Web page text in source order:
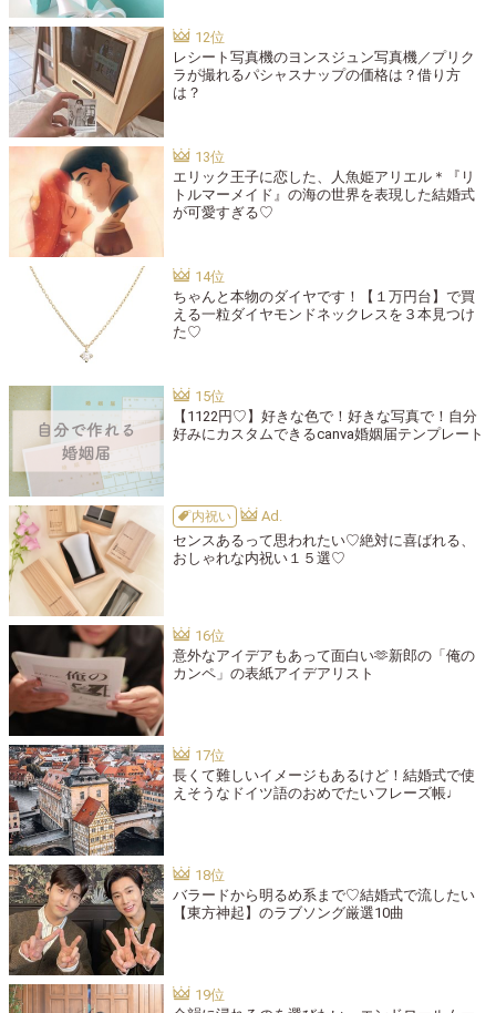
レシート写真機のヨンスジュン写真機／プリク
ラが撮れるパシャスナップの価格は？借り方
は？
エリック王子に恋した、人魚姫アリエル＊『リ
トルマーメイド』の海の世界を表現した結婚式
が可愛すぎる♡
ちゃんと本物のダイヤです！【１万円台】で買
える一粒ダイヤモンドネックレスを３本見つけ
た♡
【1122円♡】好きな色で！好きな写真で！自分
好みにカスタムできるcanva婚姻届テンプレート
内祝い
センスあるって思われたい♡絶対に喜ばれる、
おしゃれな内祝い１５選♡
意外なアイデアもあって面白い🫶新郎の「俺の
カンペ」の表紙アイデアリスト
長くて難しいイメージもあるけど！結婚式で使
えそうなドイツ語のおめでたいフレーズ帳♩
バラードから明るめ系まで♡結婚式で流したい
【東方神起】のラブソング厳選10曲